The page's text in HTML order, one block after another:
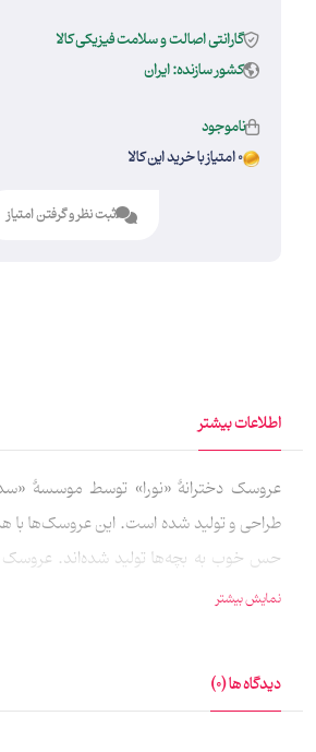
گارانتی اصالت و سلامت فیزیکی کالا
کشور سازنده: ایران
ناموجود
0 امتیاز با خرید این کالا
ثبت نظر و گرفتن امتیاز
اطلاعات بیشتر
عروسک دخترانهٔ «نورا» توسط موسسهٔ
طراحی و تولید شده است. این عروسک‌ها با
حس خوب به بچه‌ها تولید شده‌اند. عروسک
بلندی دارد که با روسری پوشیده شده و می‌توانید
نمایش بیشتر
دیدگاه ها (0)